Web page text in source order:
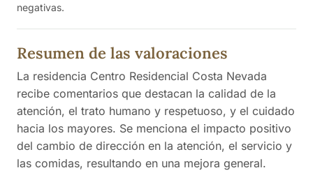
negativas.
Resumen de las valoraciones
La residencia Centro Residencial Costa Nevada
recibe comentarios que destacan la calidad de la
atención, el trato humano y respetuoso, y el cuidado
hacia los mayores. Se menciona el impacto positivo
del cambio de dirección en la atención, el servicio y
las comidas, resultando en una mejora general.